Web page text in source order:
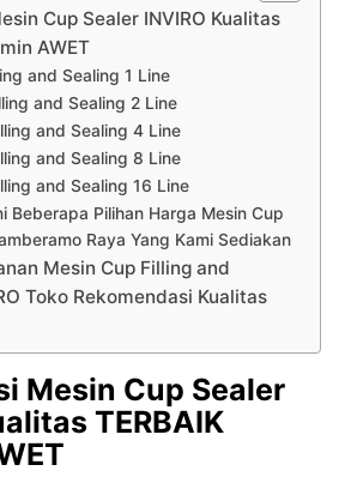
Cup Sealer INVIRO Kualitas
AWET
and Sealing 1 Line
and Sealing 2 Line
and Sealing 4 Line
and Sealing 8 Line
and Sealing 16 Line
Beberapa Pilihan Harga Mesin Cup
Raya Yang Kami Sediakan
Mesin Cup Filling and
Toko Rekomendasi Kualitas
Mesin Cup Sealer
TERBAIK